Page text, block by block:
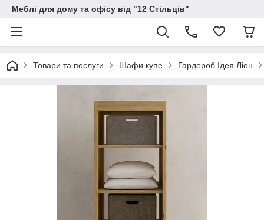
Меблі для дому та офісу від "12 Стільців"
Товари та послуги Шафи купе Гардероб Ідея Ліон